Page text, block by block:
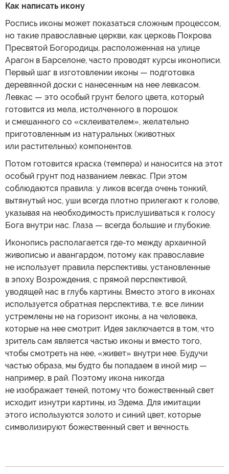
Как написать икону
Роспись иконы может показаться сложным процессом,
но такие православные церкви, как церковь Покрова
Пресвятой Богородицы, расположенная на улице
Арагон в Барселоне, часто проводят курсы иконописи.
Первый шаг в изготовлении иконы — подготовка
деревянной доски с нанесенным на нее левкасом.
Левкас — это особый грунт белого цвета, который
готовится из мела, истолченного в порошок
и смешанного со «склеивателем», желательно
приготовленным из натуральных (животных
или растительных) компонентов.
Потом готовится краска (темпера) и наносится на этот
особый грунт под названием левкас. При этом
соблюдаются правила: у ликов всегда очень тонкий,
вытянутый нос, уши всегда плотно прилегают к голове,
указывая на необходимость прислушиваться к голосу
Бога внутри нас. Глаза — всегда большие и глубокие.
Иконопись располагается где-то между архаичной
живописью и авангардом, потому как православие
не использует правила перспективы, установленные
в эпоху Возрождения, с прямой перспективой,
уводящей нас в глубь картины. Вместо этого в иконах
используется обратная перспектива, т.е. все линии
устремлены не на горизонт иконы, а на человека,
которые на нее смотрит. Идея заключается в том, что
зритель сам является частью иконы и вместо того,
чтобы смотреть на нее, «живет» внутри нее. Будучи
частью образа, мы будто бы попадаем в иной мир —
например, в рай. Поэтому икона никогда
не изображает теней, потому что божественный свет
исходит изнутри картины, из Эдема. Для имитации
этого используются золото и синий цвет, которые
символизируют божественный свет и вечность.